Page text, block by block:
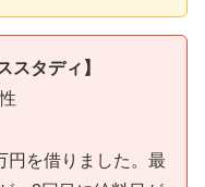
タディ】
円を借りました。最